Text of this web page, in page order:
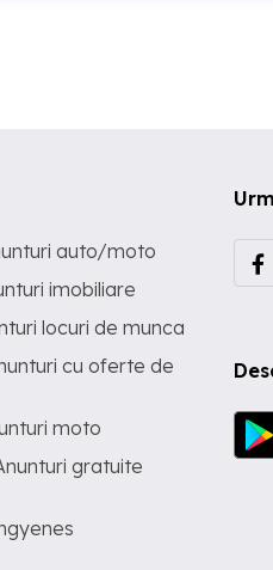
auto/moto
imobiliare
locuri de munca
cu oferte de
moto
gratuite